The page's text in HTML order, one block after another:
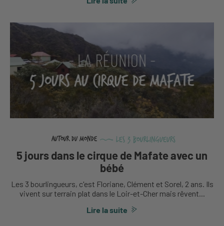
Autour du monde Les 3 bourlingueurs
5 jours dans le cirque de Mafate avec un
bébé
Les 3 bourlingueurs, c'est Floriane, Clément et Sorel, 2 ans. Ils
vivent sur terrain plat dans le Loir-et-Cher mais rêvent...
Lire la suite